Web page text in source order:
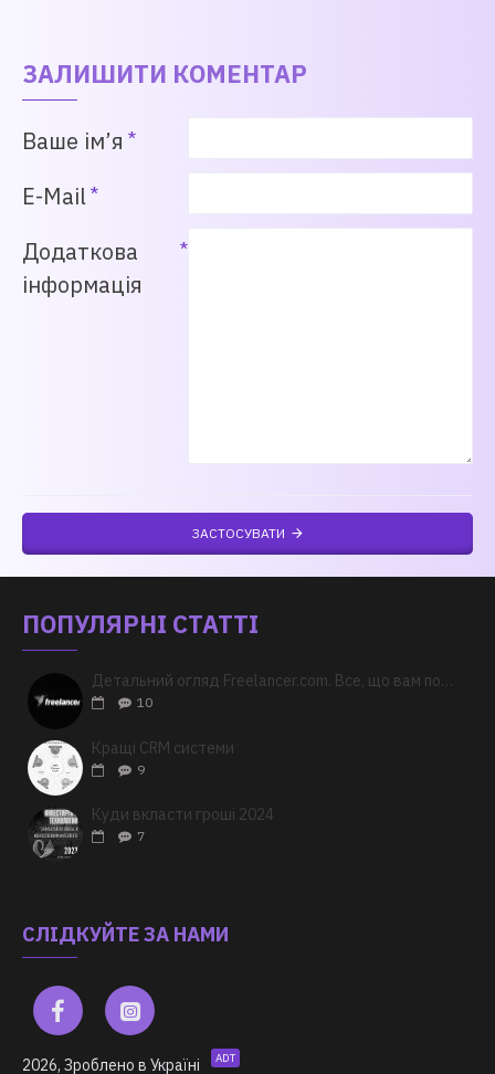
ЗАЛИШИТИ КОМЕНТАР
Ваше ім’я
E-Mail
Додаткова
інформація
ЗАСТОСУВАТИ
ПОПУЛЯРНІ СТАТТІ
Детальний огляд Freelancer.com. Все, що вам потрібно знати
10
Кращі CRM системи
9
Куди вкласти гроші 2024
7
СЛІДКУЙТЕ ЗА НАМИ
2026, Зроблено в Україні ADT